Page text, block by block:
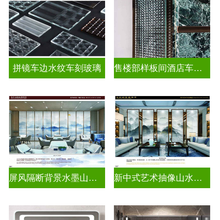
拼镜车边水纹车刻玻璃 售楼部样板间酒店车刻玻璃
屏风隔断背景水墨山水画玻璃 新中式艺术抽像山水画玻璃